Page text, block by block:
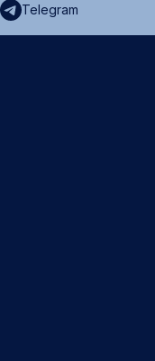
Telegram